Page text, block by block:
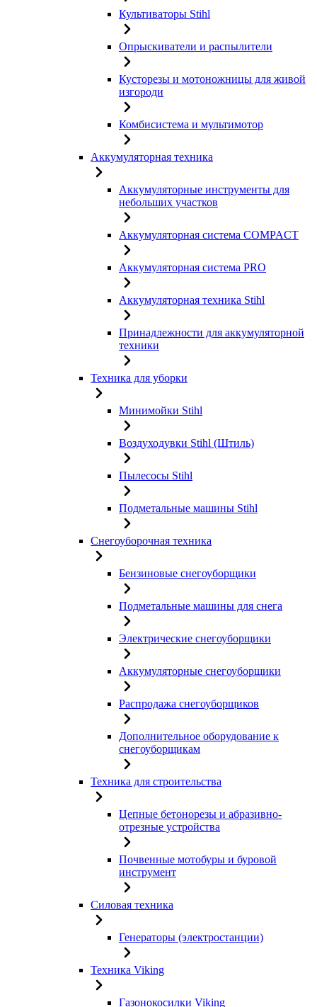
Культиваторы Stihl
Опрыскиватели и распылители
Кусторезы и мотоножницы для живой
изгороди
Комбисистема и мультимотор
Аккумуляторная техника
Аккумуляторные инструменты для
небольших участков
Аккумуляторная система COMPACT
Аккумуляторная система PRO
Аккумуляторная техника Stihl
Принадлежности для аккумуляторной
техники
Техника для уборки
Минимойки Stihl
Воздуходувки Stihl (Штиль)
Пылесосы Stihl
Подметальные машины Stihl
Снегоуборочная техника
Бензиновые снегоуборщики
Подметальные машины для снега
Электрические снегоуборщики
Аккумуляторные снегоуборщики
Распродажа снегоуборщиков
Дополнительное оборудование к
снегоуборщикам
Техника для строительства
Цепные бетонорезы и абразивно-
отрезные устройства
Почвенные мотобуры и буровой
инструмент
Силовая техника
Генераторы (электростанции)
Техника Viking
Газонокосилки Viking